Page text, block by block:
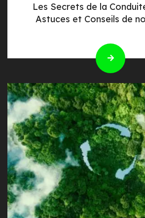
Les Secrets de la
Astuces et Conseils de